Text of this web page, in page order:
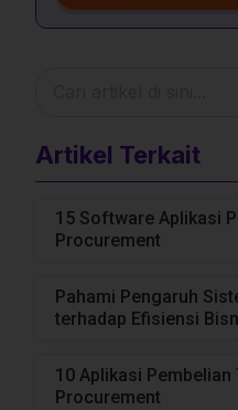
Artikel Terkait
15 Software Aplikasi
Procurement
Pahami Pengaruh
terhadap Efisiensi
10 Aplikasi Pembelian
Procurement